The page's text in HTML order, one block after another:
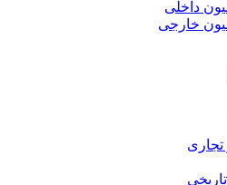
داخلی
خارجی
تجاری